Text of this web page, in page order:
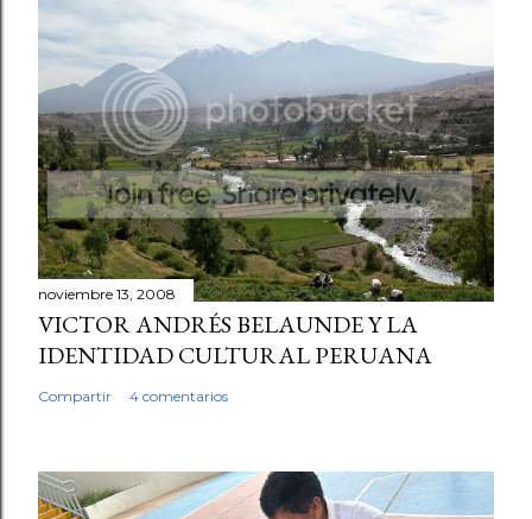
noviembre 13, 2008
VICTOR ANDRÉS BELAUNDE Y LA
IDENTIDAD CULTURAL PERUANA
Compartir 4 comentarios